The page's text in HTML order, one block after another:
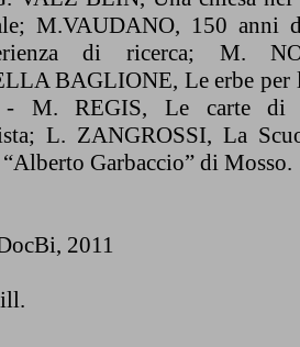
M.VAUDANO, 150 anni
di ricerca; M.
BAGLIONE, Le erbe per
- M. REGIS, Le carte di
L. ZANGROSSI, La
Garbaccio” di Mosso.
, 2011